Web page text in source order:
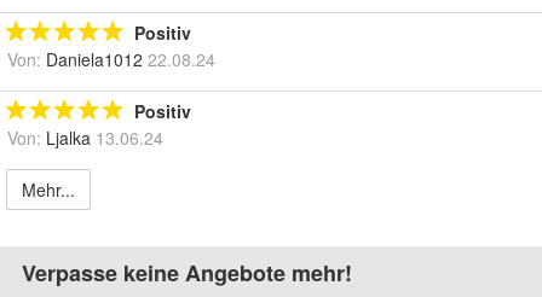
Positiv
Von: Daniela1012 22.08.24
Positiv
Von: Ljalka 13.06.24
Mehr...
Verpasse keine Angebote mehr!